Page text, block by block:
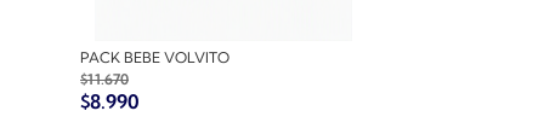
PACK BEBE VOLVITO
$11.670
$8.990